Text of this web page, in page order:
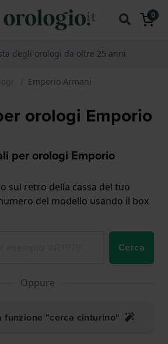
0
degli orologi da oltre 25 anni
Emporio Armani
orologi Emporio
per orologi Emporio
sul retro della cassa del tuo
del modello usando il box
Cerca
Oppure
funzione "cerca cinturino"